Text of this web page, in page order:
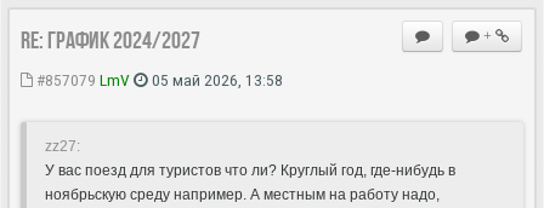
+
Re: ГРАФИК 2024/2027
#857079 LmV 05 май 2026, 13:58
zz27:
У вас поезд для туристов что ли? Круглый год, где-нибудь в
ноябрьскую среду например. А местным на работу надо,